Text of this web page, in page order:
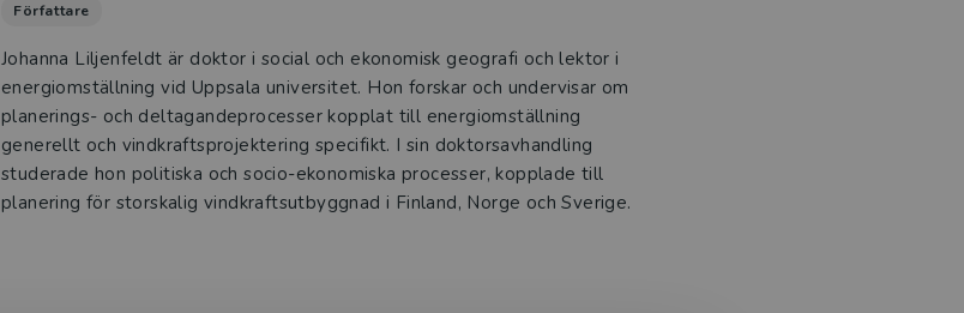
Författare
Johanna Liljenfeldt är doktor i social och ekonomisk geografi och lektor i
energiomställning vid Uppsala universitet. Hon forskar och undervisar om
planerings- och deltagandeprocesser kopplat till energiomställning
generellt och vindkraftsprojektering specifikt. I sin doktorsavhandling
studerade hon politiska och socio-ekonomiska processer, kopplade till
planering för storskalig vindkraftsutbyggnad i Finland, Norge och Sverige.